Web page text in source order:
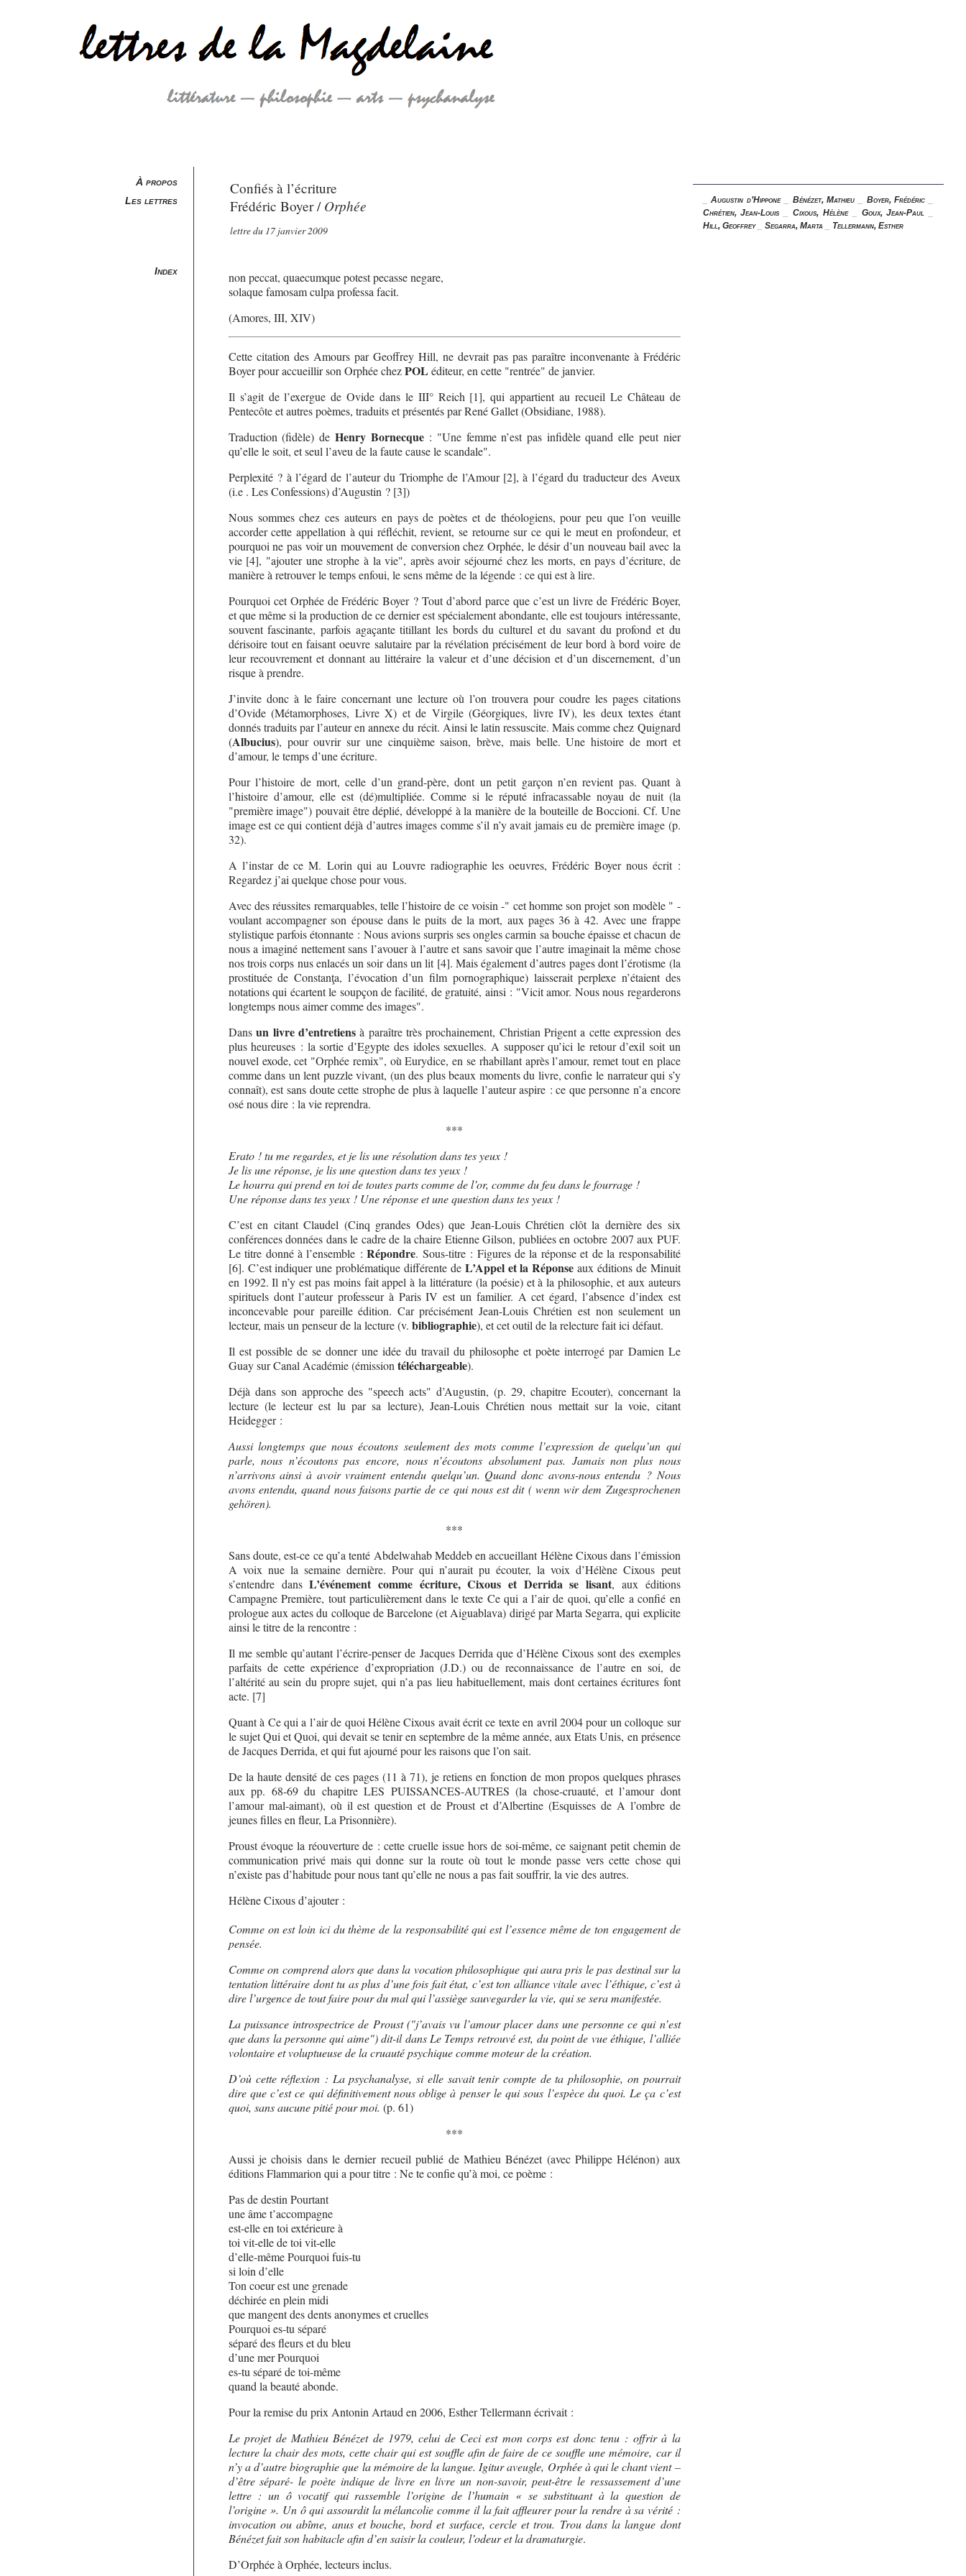
À propos
Les lettres
Index
Confiés à l’écriture
Frédéric Boyer / Orphée
lettre du 17 janvier 2009
non peccat, quaecumque potest pecasse negare,
solaque famosam culpa professa facit.
(Amores, III, XIV)
Cette citation des Amours par Geoffrey Hill, ne devrait pas pas paraître inconvenante à Frédéric
Boyer pour accueillir son Orphée chezPOL éditeur, en cette "rentrée" de janvier.
Il s’agit de l’exergue de Ovide dans le III° Reich [1], qui appartient au recueil Le Château de
Pentecôte et autres poèmes, traduits et présentés par René Gallet (Obsidiane, 1988).
Traduction (fidèle) de Henry Bornecque: "Une femme n’est pas infidèle quand elle peut nier
qu’elle le soit, et seul l’aveu de la faute cause le scandale".
Perplexité ? à l’égard de l’auteur du Triomphe de l’Amour [2], à l’égard du traducteur des Aveux
(i.e . Les Confessions) d’Augustin ? [3])
Nous sommes chez ces auteurs en pays de poètes et de théologiens, pour peu que l’on veuille
accorder cette appellation à qui réfléchit, revient, se retourne sur ce qui le meut en profondeur, et
pourquoi ne pas voir un mouvement de conversion chez Orphée, le désir d’un nouveau bail avec la
vie [4], "ajouter une strophe à la vie", après avoir séjourné chez les morts, en pays d’écriture, de
manière à retrouver le temps enfoui, le sens même de la légende : ce qui est à lire.
Pourquoi cet Orphée de Frédéric Boyer ? Tout d’abord parce que c’est un livre de Frédéric Boyer,
et que même si la production de ce dernier est spécialement abondante, elle est toujours intéressante,
souvent fascinante, parfois agaçante titillant les bords du culturel et du savant du profond et du
dérisoire tout en faisant oeuvre salutaire par la révélation précisément de leur bord à bord voire de
leur recouvrement et donnant au littéraire la valeur et d’une décision et d’un discernement, d’un
risque à prendre.
J’invite donc à le faire concernant une lecture où l’on trouvera pour coudre les pages citations
d’Ovide (Métamorphoses, Livre X) et de Virgile (Géorgiques, livre IV), les deux textes étant
donnés traduits par l’auteur en annexe du récit. Ainsi le latin ressuscite. Mais comme chez Quignard
(Albucius), pour ouvrir sur une cinquième saison, brève, mais belle. Une histoire de mort et
d’amour, le temps d’une écriture.
Pour l’histoire de mort, celle d’un grand-père, dont un petit garçon n’en revient pas. Quant à
l’histoire d’amour, elle est (dé)multipliée. Comme si le réputé infracassable noyau de nuit (la
"première image") pouvait être déplié, développé à la manière de la bouteille de Boccioni. Cf. Une
image est ce qui contient déjà d’autres images comme s’il n’y avait jamais eu de première image (p.
32).
A l’instar de ce M. Lorin qui au Louvre radiographie les oeuvres, Frédéric Boyer nous écrit :
Regardez j’ai quelque chose pour vous.
Avec des réussites remarquables, telle l’histoire de ce voisin -" cet homme son projet son modèle " -
voulant accompagner son épouse dans le puits de la mort, aux pages 36 à 42. Avec une frappe
stylistique parfois étonnante : Nous avions surpris ses ongles carmin sa bouche épaisse et chacun de
nous a imaginé nettement sans l’avouer à l’autre et sans savoir que l’autre imaginait la même chose
nos trois corps nus enlacés un soir dans un lit [4]. Mais également d’autres pages dont l’érotisme (la
prostituée de Constanţa, l’évocation d’un film pornographique) laisserait perplexe n’étaient des
notations qui écartent le soupçon de facilité, de gratuité, ainsi : "Vicit amor. Nous nous regarderons
longtemps nous aimer comme des images".
Dansun livre d’entretiensà paraître très prochainement, Christian Prigent a cette expression des
plus heureuses : la sortie d’Egypte des idoles sexuelles. A supposer qu’ici le retour d’exil soit un
nouvel exode, cet "Orphée remix", où Eurydice, en se rhabillant après l’amour, remet tout en place
comme dans un lent puzzle vivant, (un des plus beaux moments du livre, confie le narrateur qui s’y
connaît), est sans doute cette strophe de plus à laquelle l’auteur aspire : ce que personne n’a encore
osé nous dire : la vie reprendra.
***
Erato ! tu me regardes, et je lis une résolution dans tes yeux !
Je lis une réponse, je lis une question dans tes yeux !
Le hourra qui prend en toi de toutes parts comme de l’or, comme du feu dans le fourrage !
Une réponse dans tes yeux ! Une réponse et une question dans tes yeux !
C’est en citant Claudel (Cinq grandes Odes) que Jean-Louis Chrétien clôt la dernière des six
conférences données dans le cadre de la chaire Etienne Gilson, publiées en octobre 2007 aux PUF.
Le titre donné à l’ensemble :Répondre. Sous-titre : Figures de la réponse et de la responsabilité
[6]. C’est indiquer une problématique différente de L’Appel et la Réponse aux éditions de Minuit
en 1992. Il n’y est pas moins fait appel à la littérature (la poésie) et à la philosophie, et aux auteurs
spirituels dont l’auteur professeur à Paris IV est un familier. A cet égard, l’absence d’index est
inconcevable pour pareille édition. Car précisément Jean-Louis Chrétien est non seulement un
lecteur, mais un penseur de la lecture (v. bibliographie), et cet outil de la relecture fait ici défaut.
Il est possible de se donner une idée du travail du philosophe et poète interrogé par Damien Le
Guay sur Canal Académie (émission téléchargeable).
Déjà dans son approche des "speech acts" d’Augustin, (p. 29, chapitre Ecouter), concernant la
lecture (le lecteur est lu par sa lecture), Jean-Louis Chrétien nous mettait sur la voie, citant
Heidegger :
Aussi longtemps que nous écoutons seulement des mots comme l’expression de quelqu’un qui
parle, nous n’écoutons pas encore, nous n’écoutons absolument pas. Jamais non plus nous
n’arrivons ainsi à avoir vraiment entendu quelqu’un. Quand donc avons-nous entendu ? Nous
avons entendu, quand nous faisons partie de ce qui nous est dit ( wenn wir dem Zugesprochenen
gehören).
***
Sans doute, est-ce ce qu’a tenté Abdelwahab Meddeb en accueillant Hélène Cixous dans l’émission
A voix nue la semaine dernière. Pour qui n’aurait pu écouter, la voix d’Hélène Cixous peut
s’entendre dansL’événement comme écriture, Cixous et Derrida se lisant, aux éditions
Campagne Première, tout particulièrement dans le texte Ce qui a l’air de quoi, qu’elle a confié en
prologue aux actes du colloque de Barcelone (et Aiguablava) dirigé par Marta Segarra, qui explicite
ainsi le titre de la rencontre :
Il me semble qu’autant l’écrire-penser de Jacques Derrida que d’Hélène Cixous sont des exemples
parfaits de cette expérience d’expropriation (J.D.) ou de reconnaissance de l’autre en soi, de
l’altérité au sein du propre sujet, qui n’a pas lieu habituellement, mais dont certaines écritures font
acte. [7]
Quant à Ce qui a l’air de quoi Hélène Cixous avait écrit ce texte en avril 2004 pour un colloque sur
le sujet Qui et Quoi, qui devait se tenir en septembre de la même année, aux Etats Unis, en présence
de Jacques Derrida, et qui fut ajourné pour les raisons que l’on sait.
De la haute densité de ces pages (11 à 71), je retiens en fonction de mon propos quelques phrases
aux pp. 68-69 du chapitre LES PUISSANCES-AUTRES (la chose-cruauté, et l’amour dont
l’amour mal-aimant), où il est question et de Proust et d’Albertine (Esquisses de A l’ombre de
jeunes filles en fleur, La Prisonnière).
Proust évoque la réouverture de : cette cruelle issue hors de soi-même, ce saignant petit chemin de
communication privé mais qui donne sur la route où tout le monde passe vers cette chose qui
n’existe pas d’habitude pour nous tant qu’elle ne nous a pas fait souffrir, la vie des autres.
Hélène Cixous d’ajouter :
Comme on est loin ici du thème de la responsabilité qui est l’essence même de ton engagement de
pensée.
Comme on comprend alors que dans la vocation philosophique qui aura pris le pas destinal sur la
tentation littéraire dont tu as plus d’une fois fait état, c’est ton alliance vitale avec l’éthique, c’est à
dire l’urgence de tout faire pour du mal qui l’assiège sauvegarder la vie, qui se sera manifestée.
La puissance introspectrice de Proust ("j’avais vu l’amour placer dans une personne ce qui n’est
que dans la personne qui aime") dit-il dans Le Temps retrouvé est, du point de vue éthique, l’alliée
volontaire et voluptueuse de la cruauté psychique comme moteur de la création.
D’où cette réflexion : La psychanalyse, si elle savait tenir compte de ta philosophie, on pourrait
dire que c’est ce qui définitivement nous oblige à penser le qui sous l’espèce du quoi. Le ça c’est
quoi, sans aucune pitié pour moi. (p. 61)
***
Aussi je choisis dans le dernier recueil publié de Mathieu Bénézet (avec Philippe Hélénon) aux
éditions Flammarion qui a pour titre : Ne te confie qu’à moi, ce poème :
Pas de destin Pourtant
une âme t’accompagne
est-elle en toi extérieure à
toi vit-elle de toi vit-elle
d’elle-même Pourquoi fuis-tu
si loin d’elle
Ton coeur est une grenade
déchirée en plein midi
que mangent des dents anonymes et cruelles
Pourquoi es-tu séparé
séparé des fleurs et du bleu
d’une mer Pourquoi
es-tu séparé de toi-même
quand la beauté abonde.
Pour la remise du prix Antonin Artaud en 2006, Esther Tellermann écrivait :
Le projet de Mathieu Bénézet de 1979, celui de Ceci est mon corps est donc tenu : offrir à la
lecture la chair des mots, cette chair qui est souffle afin de faire de ce souffle une mémoire, car il
n’y a d’autre biographie que la mémoire de la langue. Igitur aveugle, Orphée à qui le chant vient –
d’être séparé- le poète indique de livre en livre un non-savoir, peut-être le ressassement d’une
lettre : un ô vocatif qui rassemble l’origine de l’humain « se substituant à la question de
l’origine ». Un ô qui assourdit la mélancolie comme il la fait affleurer pour la rendre à sa vérité :
invocation ou abîme, anus et bouche, bord et surface, cercle et trou. Trou dans la langue dont
Bénézet fait son habitacle afin d’en saisir la couleur, l’odeur et la dramaturgie.
D’Orphée à Orphée, lecteurs inclus.
_Augustin d’Hippone_ Bénézet, Mathieu Boyer, Frédéric
Chrétien, Jean-Louis _Cixous, Hélène_ Goux, Jean-Paul
Hill, Geoffrey_ Segarra, Marta_ Tellermann, Esther